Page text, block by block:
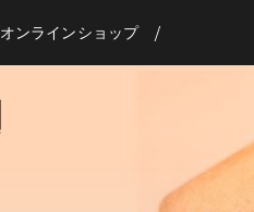
オンラインショップ